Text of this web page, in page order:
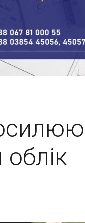
облік